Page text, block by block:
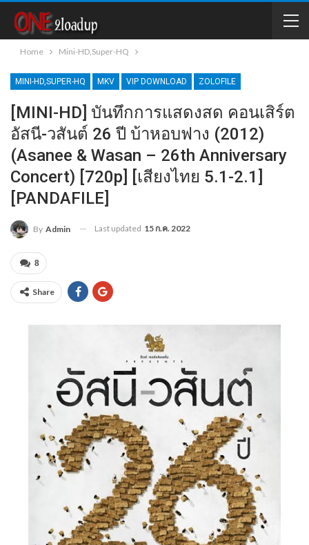
Home Mini-HD,Super-HQ
MINI-HD,SUPER-HQ MKV VIP DOWNLOAD ZOLOFILE
[MINI-HD] บันทึกการแสดงสด คอนเสิร์ต
อัสนี-วสันต์ 26 ปี บ้าหอบฟาง (2012)
(Asanee & Wasan – 26th Anniversary
Concert) [720p] [เสียงไทย 5.1-2.1]
[PANDAFILE]
By Admin Last updated 15 ก.ค. 2022
8
Share